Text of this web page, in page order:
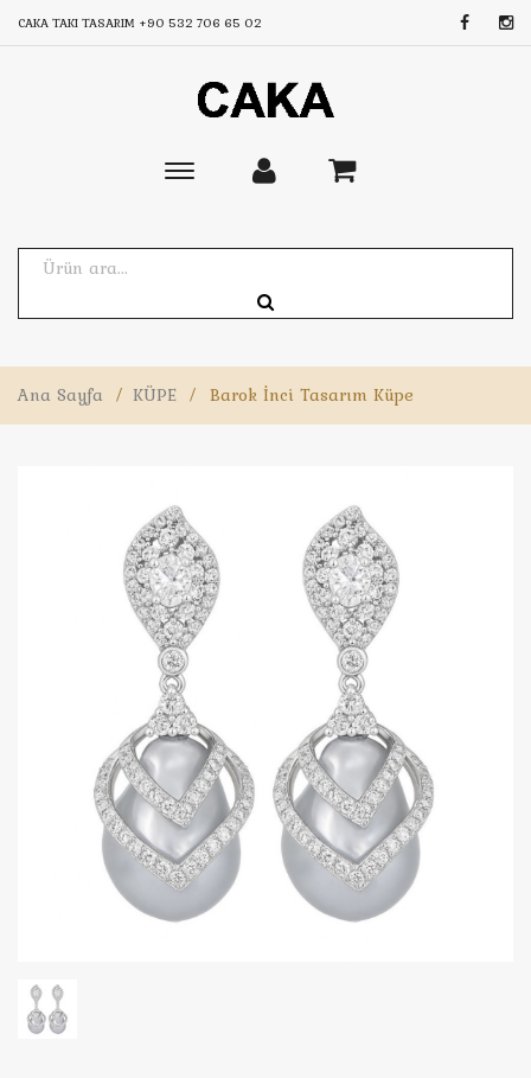
CAKA TAKI TASARIM +90 532 706 65 02
Toggle
Ana Sayfa / KÜPE / Barok İnci Tasarım Küpe